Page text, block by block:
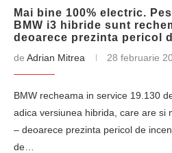
Mai bine 100% electric.
BMW i3 hibride sunt
deoarece prezinta pericol
de Adrian Mitrea 28 februarie
BMW recheama in service 19.130
adica versiunea hibrida, care are si
– deoarece prezinta pericol de
de…